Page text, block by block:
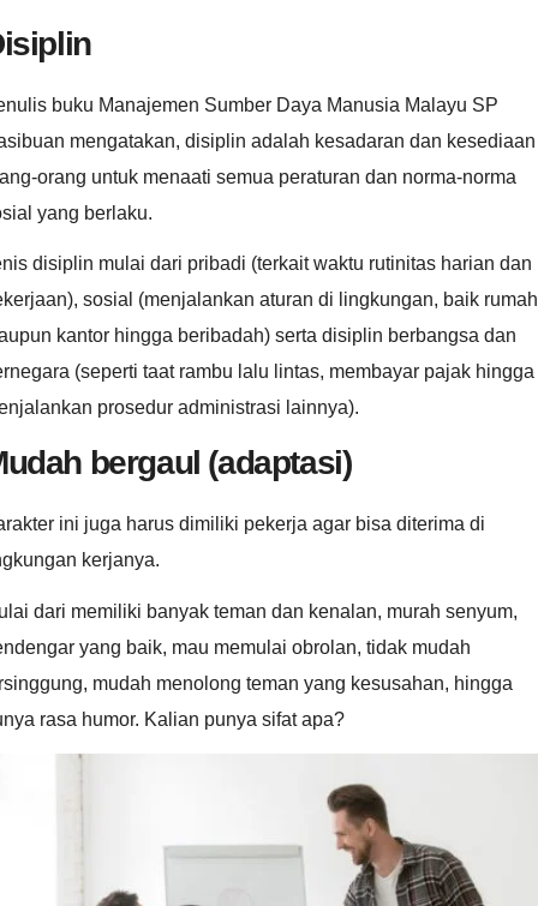
buku Manajemen Sumber Daya Manusia Malayu SP
mengatakan, disiplin adalah kesadaran dan kesediaan
orang untuk menaati semua peraturan dan norma-norma
yang berlaku.
disiplin mulai dari pribadi (terkait waktu rutinitas harian dan
sosial (menjalankan aturan di lingkungan, baik rumah
kantor hingga beribadah) serta disiplin berbangsa dan
(seperti taat rambu lalu lintas, membayar pajak hingga
prosedur administrasi lainnya).
bergaul (adaptasi)
ini juga harus dimiliki pekerja agar bisa diterima di
kerjanya.
dari memiliki banyak teman dan kenalan, murah senyum,
yang baik, mau memulai obrolan, tidak mudah
mudah menolong teman yang kesusahan, hingga
rasa humor. Kalian punya sifat apa?